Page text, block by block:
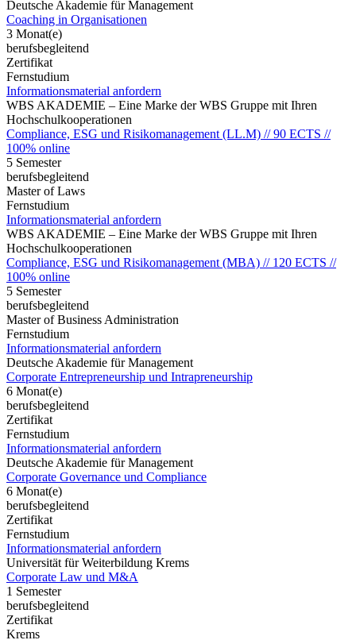
Deutsche Akademie für Management
Coaching in Organisationen
3 Monat(e)
berufsbegleitend
Zertifikat
Fernstudium
Informationsmaterial anfordern
WBS AKADEMIE – Eine Marke der WBS Gruppe mit Ihren
Hochschulkooperationen
Compliance, ESG und Risikomanagement (LL.M) // 90 ECTS //
100% online
5 Semester
berufsbegleitend
Master of Laws
Fernstudium
Informationsmaterial anfordern
WBS AKADEMIE – Eine Marke der WBS Gruppe mit Ihren
Hochschulkooperationen
Compliance, ESG und Risikomanagement (MBA) // 120 ECTS //
100% online
5 Semester
berufsbegleitend
Master of Business Administration
Fernstudium
Informationsmaterial anfordern
Deutsche Akademie für Management
Corporate Entrepreneurship und Intrapreneurship
6 Monat(e)
berufsbegleitend
Zertifikat
Fernstudium
Informationsmaterial anfordern
Deutsche Akademie für Management
Corporate Governance und Compliance
6 Monat(e)
berufsbegleitend
Zertifikat
Fernstudium
Informationsmaterial anfordern
Universität für Weiterbildung Krems
Corporate Law und M&A
1 Semester
berufsbegleitend
Zertifikat
Krems